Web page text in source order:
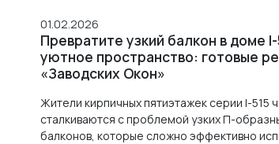
01.02.2026
Превратите узкий балкон в доме I-
уютное пространство: готовые
«Заводских Окон»
Жители кирпичных пятиэтажек серии I-515
сталкиваются с проблемой узких П-
балконов, которые сложно эффективно